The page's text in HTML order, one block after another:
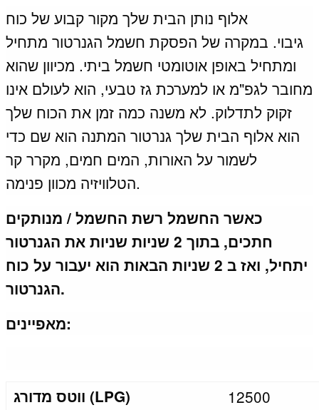
אלוף נותן הבית שלך מקור קבוע של כוח
גיבוי. במקרה של הפסקת חשמל הגנרטור מתחיל
ומתחיל באופן אוטומטי חשמל ביתי. מכיוון שהוא
מחובר לגפ"מ או למערכת גז טבעי, הוא לעולם אינו
זקוק לתדלוק. לא משנה כמה זמן את הכוח שלך
הוא אלוף הבית שלך גנרטור המתנה הוא שם כדי
לשמור על האורות, המים חמים, מקרר קר
הטלוויזיה מכוון פנימה.
כאשר החשמל רשת החשמל / מנותקים
חתכים, בתוך 2 שניות שניות את הגנרטור
יתחיל, ואז ב 2 שניות הבאות הוא יעבור על כוח
הגנרטור.
מאפיינים:
ווטס מדורג (LPG) 12500